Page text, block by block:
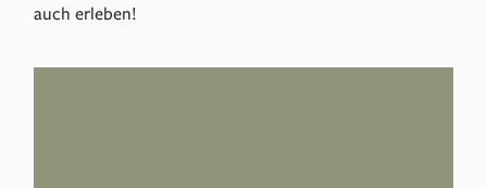
auch erleben!